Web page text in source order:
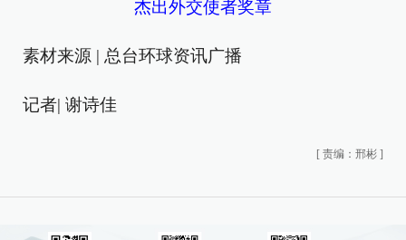
杰出外交使者奖章
素材来源 | 总台环球资讯广播
记者| 谢诗佳
[ 责编：邢彬 ]